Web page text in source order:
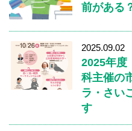
前がある
2025.09.02
2025年
科主催の
ラ・さい
す